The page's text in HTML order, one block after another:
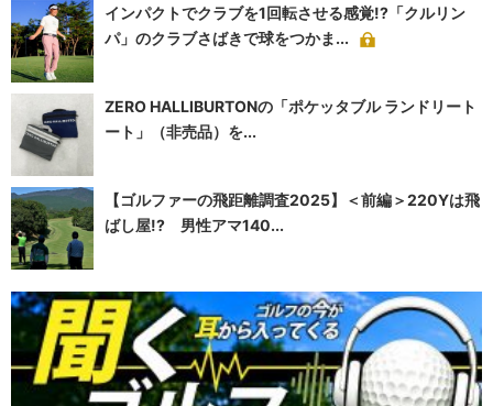
インパクトでクラブを1回転させる感覚!?「クルリン
パ」のクラブさばきで球をつかま...
ZERO HALLIBURTONの「ポケッタブル ランドリート
ート」（非売品）を...
【ゴルファーの飛距離調査2025】＜前編＞220Yは飛
ばし屋!? 男性アマ140...